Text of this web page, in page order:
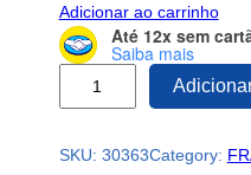
Adicionar ao carrinho
Até 12x sem
Saiba mais
A
SKU: 30363Category: